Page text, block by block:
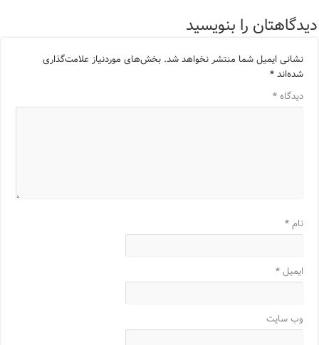
دیدگاهتان را بنویسید
نشانی ایمیل شما منتشر نخواهد شد. بخش‌های موردنیاز علامت‌گذاری
شده‌اند*
دیدگاه*
نام*
ایمیل*
وب‌ سایت